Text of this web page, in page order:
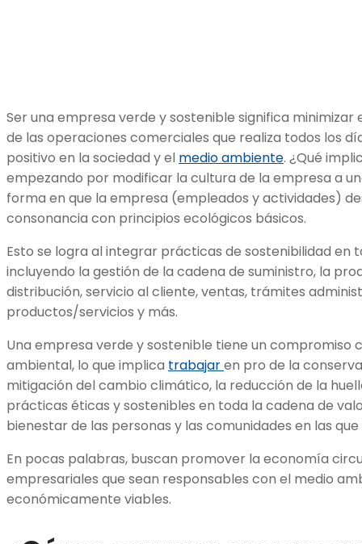
Ser una empresa verde y sostenible significa
de las operaciones comerciales que realiza todos los
positivo en la sociedad y el medio ambiente. ¿Qué
empezando por modificar la cultura de la empresa a
forma en que la empresa (empleados y actividades)
consonancia con principios ecológicos básicos.
Esto se logra al integrar prácticas de sostenibilidad en
incluyendo la gestión de la cadena de suministro, la
distribución, servicio al cliente, ventas, trámites
productos/servicios y más.
Una empresa verde y sostenible tiene un compromiso
ambiental, lo que implica trabajaren pro de la
mitigación del cambio climático, la reducción de la
prácticas éticas y sostenibles en toda la cadena de
bienestar de las personas y las comunidades en las
En pocas palabras, buscan promover la economía
empresariales que sean responsables con el medio
económicamente viables.